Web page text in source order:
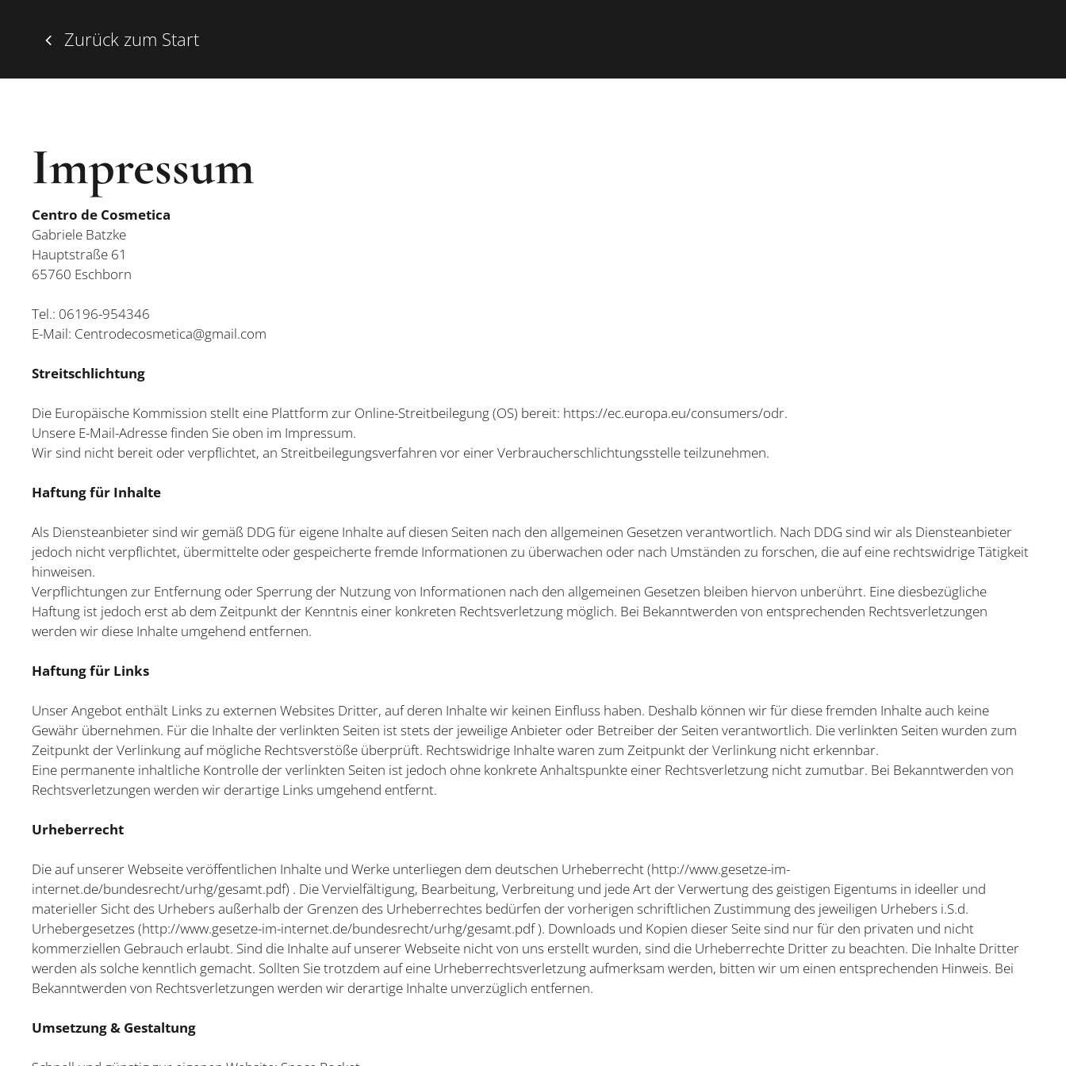
Zurück zum Start
Impressum
Centro de Cosmetica
Gabriele Batzke
Hauptstraße 61
65760 Eschborn
Tel.: 06196-954346
E-Mail: Centrodecosmetica@gmail.com
Streitschlichtung
Die Europäische Kommission stellt eine Plattform zur Online-Streitbeilegung (OS) bereit: https://ec.europa.eu/consumers/odr.
Unsere E-Mail-Adresse finden Sie oben im Impressum.
Wir sind nicht bereit oder verpflichtet, an Streitbeilegungsverfahren vor einer Verbraucherschlichtungsstelle teilzunehmen.
Haftung für Inhalte
Als Diensteanbieter sind wir gemäß DDG für eigene Inhalte auf diesen Seiten nach den allgemeinen Gesetzen verantwortlich. Nach DDG sind wir als Diensteanbieter
jedoch nicht verpflichtet, übermittelte oder gespeicherte fremde Informationen zu überwachen oder nach Umständen zu forschen, die auf eine rechtswidrige Tätigkeit
hinweisen.
Verpflichtungen zur Entfernung oder Sperrung der Nutzung von Informationen nach den allgemeinen Gesetzen bleiben hiervon unberührt. Eine diesbezügliche
Haftung ist jedoch erst ab dem Zeitpunkt der Kenntnis einer konkreten Rechtsverletzung möglich. Bei Bekanntwerden von entsprechenden Rechtsverletzungen
werden wir diese Inhalte umgehend entfernen.
Haftung für Links
Unser Angebot enthält Links zu externen Websites Dritter, auf deren Inhalte wir keinen Einfluss haben. Deshalb können wir für diese fremden Inhalte auch keine
Gewähr übernehmen. Für die Inhalte der verlinkten Seiten ist stets der jeweilige Anbieter oder Betreiber der Seiten verantwortlich. Die verlinkten Seiten wurden zum
Zeitpunkt der Verlinkung auf mögliche Rechtsverstöße überprüft. Rechtswidrige Inhalte waren zum Zeitpunkt der Verlinkung nicht erkennbar.
Eine permanente inhaltliche Kontrolle der verlinkten Seiten ist jedoch ohne konkrete Anhaltspunkte einer Rechtsverletzung nicht zumutbar. Bei Bekanntwerden von
Rechtsverletzungen werden wir derartige Links umgehend entfernt.
Urheberrecht
Die auf unserer Webseite veröffentlichen Inhalte und Werke unterliegen dem deutschen Urheberrecht (http://www.gesetze-im-
internet.de/bundesrecht/urhg/gesamt.pdf) . Die Vervielfältigung, Bearbeitung, Verbreitung und jede Art der Verwertung des geistigen Eigentums in ideeller und
materieller Sicht des Urhebers außerhalb der Grenzen des Urheberrechtes bedürfen der vorherigen schriftlichen Zustimmung des jeweiligen Urhebers i.S.d.
Urhebergesetzes (http://www.gesetze-im-internet.de/bundesrecht/urhg/gesamt.pdf). Downloads und Kopien dieser Seite sind nur für den privaten und nicht
kommerziellen Gebrauch erlaubt. Sind die Inhalte auf unserer Webseite nicht von uns erstellt wurden, sind die Urheberrechte Dritter zu beachten. Die Inhalte Dritter
werden als solche kenntlich gemacht. Sollten Sie trotzdem auf eine Urheberrechtsverletzung aufmerksam werden, bitten wir um einen entsprechenden Hinweis. Bei
Bekanntwerden von Rechtsverletzungen werden wir derartige Inhalte unverzüglich entfernen.
Umsetzung & Gestaltung